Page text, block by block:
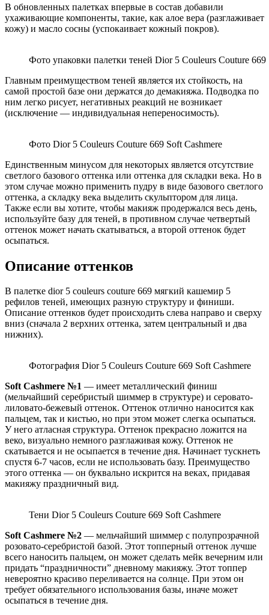
В обновленных палетках впервые в состав добавили
ухаживающие компоненты, такие, как алое вера (разглаживает
кожу) и масло сосны (успокаивает кожный покров).
Фото упаковки палетки теней Dior 5 Couleurs Couture 669
Главным преимуществом теней является их стойкость, на
самой простой базе они держатся до демакияжа. Подводка по
ним легко рисует, негативных реакций не возникает
(исключение — индивидуальная непереносимость).
Фото Dior 5 Couleurs Couture 669 Soft Cashmere
Единственным минусом для некоторых является отсутствие
светлого базового оттенка или оттенка для складки века. Но в
этом случае можно применить пудру в виде базового светлого
оттенка, а складку века выделить скульптором для лица.
Также если вы хотите, чтобы макияж продержался весь день,
используйте базу для теней, в противном случае четвертый
оттенок может начать скатываться, а второй оттенок будет
осыпаться.
Описание оттенков
В палетке dior 5 couleurs couture 669 мягкий кашемир 5
рефилов теней, имеющих разную структуру и финиши.
Описание оттенков будет происходить слева направо и сверху
вниз (сначала 2 верхних оттенка, затем центральный и два
нижних).
Фотография Dior 5 Couleurs Couture 669 Soft Cashmere
Soft Cashmere №1 — имеет металлический финиш
(мельчайший серебристый шиммер в структуре) и серовато-
лиловато-бежевый оттенок. Оттенок отлично наносится как
пальцем, так и кистью, но при этом может слегка осыпаться.
У него атласная структура. Оттенок прекрасно ложится на
веко, визуально немного разглаживая кожу. Оттенок не
скатывается и не осыпается в течение дня. Начинает тускнеть
спустя 6-7 часов, если не использовать базу. Преимущество
этого оттенка — он буквально искрится на веках, придавая
макияжу праздничный вид.
Тени Dior 5 Couleurs Couture 669 Soft Cashmere
Soft Cashmere №2 — мельчайший шиммер с полупрозрачной
розовато-серебристой базой. Этот топперный оттенок лучше
всего наносить пальцем, он может сделать мейк вечерним или
придать “праздничности” дневному макияжу. Этот топпер
невероятно красиво переливается на солнце. При этом он
требует обязательного использования базы, иначе может
осыпаться в течение дня.